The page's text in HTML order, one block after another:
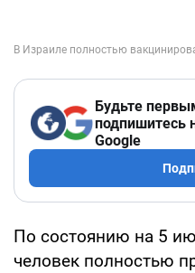
Будьте
подпишитесь
Google
По состоянию на 5
человек полностью